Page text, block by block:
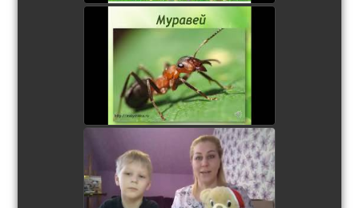
Занятие с дошкольниками
watch video
Витаминки для Мишки.
Лепка.
watch video